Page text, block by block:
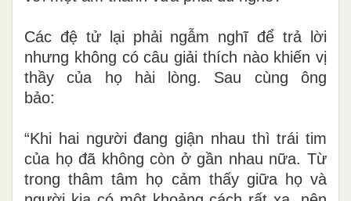
Các đệ tử lại phải ngẫm nghĩ để trả lời
nhưng không có câu giải thích nào khiến vị
thầy của họ hài lòng. Sau cùng ông
bảo:
“Khi hai người đang giận nhau thì trái tim
của họ đã không còn ở gần nhau nữa. Từ
trong thâm tâm họ cảm thấy giữa họ và